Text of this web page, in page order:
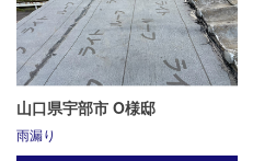
山口県宇部市 O様邸
雨漏り